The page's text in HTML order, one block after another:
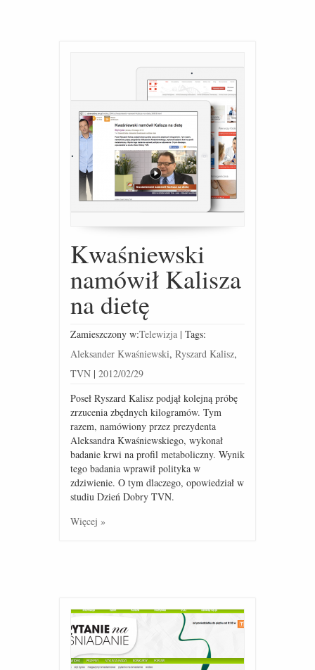
Kwaśniewski
namówił Kalisza
na dietę
Zamieszczony w:Telewizja | Tags:
Aleksander Kwaśniewski, Ryszard Kalisz,
TVN | 2012/02/29
Poseł Ryszard Kalisz podjął kolejną próbę
zrzucenia zbędnych kilogramów. Tym
razem, namówiony przez prezydenta
Aleksandra Kwaśniewskiego, wykonał
badanie krwi na profil metaboliczny. Wynik
tego badania wprawił polityka w
zdziwienie. O tym dlaczego, opowiedział w
studiu Dzień Dobry TVN.
Więcej »